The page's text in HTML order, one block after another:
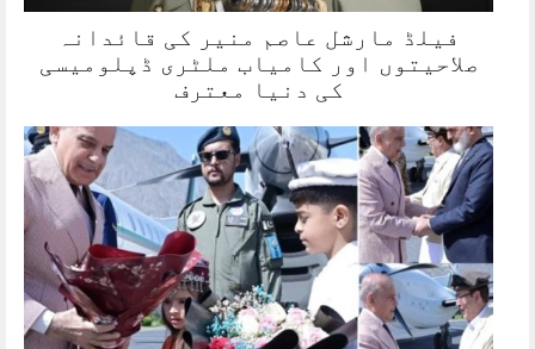
فیلڈ مارشل عاصم منیر کی قائدانہ
صلاحیتوں اور کامیاب ملٹری ڈپلومیسی
کی دنیا معترف